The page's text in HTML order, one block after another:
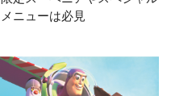
メニューは必見